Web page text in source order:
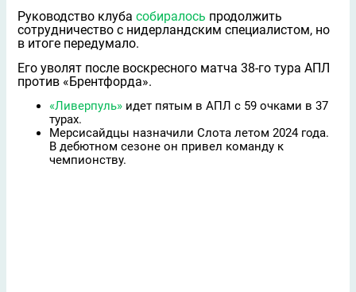
Руководство клуба собиралось продолжить
сотрудничество с нидерландским специалистом, но
в итоге передумало.
Его уволят после воскресного матча 38-го тура АПЛ
против «Брентфорда».
«Ливерпуль» идет пятым в АПЛ с 59 очками в 37
турах.
Мерсисайдцы назначили Слота летом 2024 года.
В дебютном сезоне он привел команду к
чемпионству.